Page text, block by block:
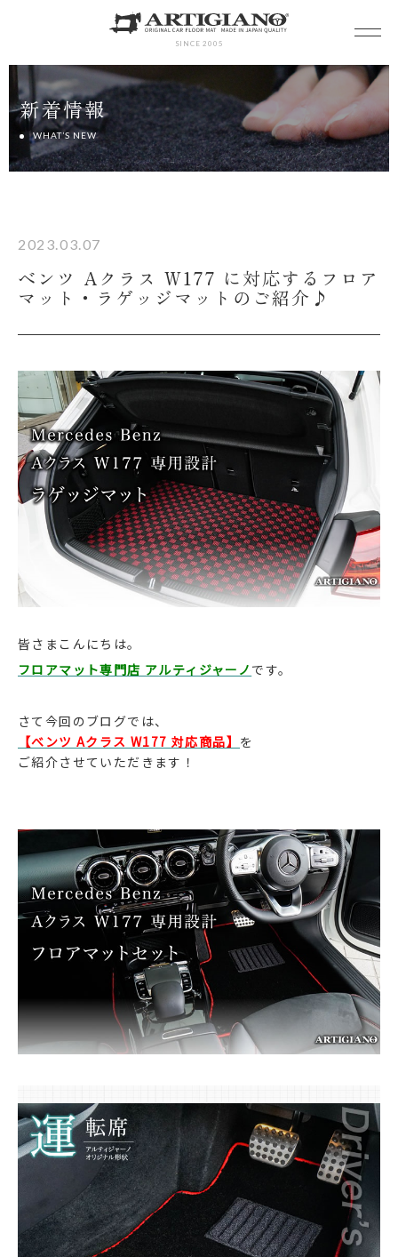
SINCE 2005
新着情報
WHAT’S NEW
2023.03.07
べンツ Aクラス W177 に対応するフロア
マット・ラゲッジマットのご紹介♪
皆さまこんにちは。
フロアマット専門店 アルティジャーノ です。
さて今回のブログでは、
【べンツ Aクラス W177 対応商品】 を
ご紹介させていただきます！